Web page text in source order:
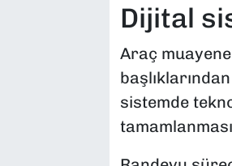
Dijital
Araç
sistemde